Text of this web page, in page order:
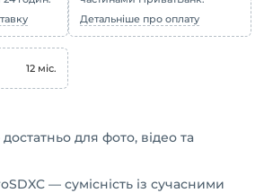
Детальніше про оплату
12 міс.
для фото, відео та
— сумісність із сучасними